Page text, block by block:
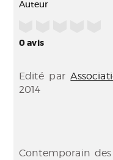
0avis
Edité par
2014
Contemporain